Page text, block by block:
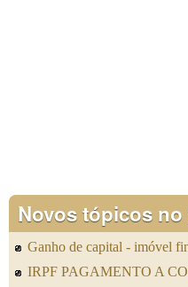
Novos tópicos
Ganho de capital - imóvel
IRPF PAGAMENTO A